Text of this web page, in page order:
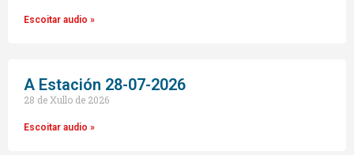
Escoitar audio »
A Estación 28-07-2026
28 de Xullo de 2026
Escoitar audio »